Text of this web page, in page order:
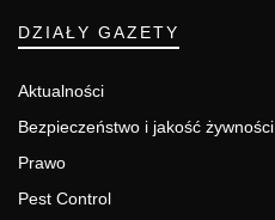
DZIAŁY GAZETY
Aktualności
Bezpieczeństwo i jakość żywności
Prawo
Pest Control